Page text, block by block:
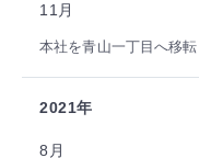
11月
本社を青山一丁目へ移転
2021年
8月